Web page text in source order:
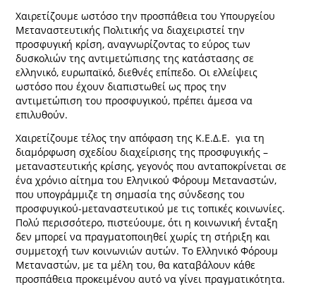
Χαιρετίζουμε ωστόσο την προσπάθεια του Υπουργείου
Μεταναστευτικής Πολιτικής να διαχειριστεί την
προσφυγική κρίση, αναγνωρίζοντας το εύρος των
δυσκολιών της αντιμετώπισης της κατάστασης σε
ελληνικό, ευρωπαϊκό, διεθνές επίπεδο. Οι ελλείψεις
ωστόσο που έχουν διαπιστωθεί ως προς την
αντιμετώπιση του προσφυγικού, πρέπει άμεσα να
επιλυθούν.
Χαιρετίζουμε τέλος την απόφαση της Κ.Ε.Δ.Ε. για τη
διαμόρφωση σχεδίου διαχείρισης της προσφυγικής –
μεταναστευτικής κρίσης, γεγονός που ανταποκρίνεται σε
ένα χρόνιο αίτημα του Εληνικού Φόρουμ Μεταναστών,
που υπογράμμιζε τη σημασία της σύνδεσης του
προσφυγικού-μεταναστευτικού με τις τοπικές κοινωνίες.
Πολύ περισσότερο, πιστεύουμε, ότι η κοινωνική ένταξη
δεν μπορεί να πραγματοποιηθεί χωρίς τη στήριξη και
συμμετοχή των κοινωνιών αυτών. Το Ελληνικό Φόρουμ
Μεταναστών, με τα μέλη του, θα καταβάλουν κάθε
προσπάθεια προκειμένου αυτό να γίνει πραγματικότητα.